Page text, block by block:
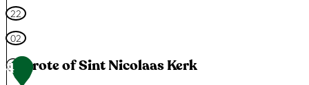
c
k
l
V
e
e
22
02
4 Grote of Sint Nicolaas Kerk